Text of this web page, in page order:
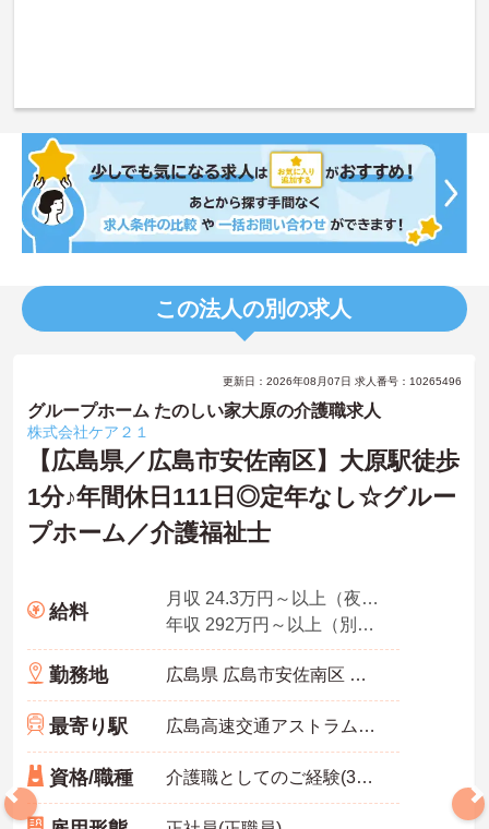
この法人の別の求人
更新日：2026年08月07日 求人番号：10265496
グループホーム たのしい家大原の介護職求人
株式会社ケア２１
【広島県／広島市安佐南区】大原駅徒歩
1分♪年間休日111日◎定年なし☆グルー
プホーム／介護福祉士
給料
月収 24.3万円～以上（夜勤5回分・諸手当込み）
年収 292万円～以上（別途賞与付与）
勤務地 広島県 広島市安佐南区 伴東7-59-11
最寄り駅 広島高速交通アストラムライン「大原(広島)駅」徒歩1分
資格/職種 介護職としてのご経験(3年以上)あれ尚可